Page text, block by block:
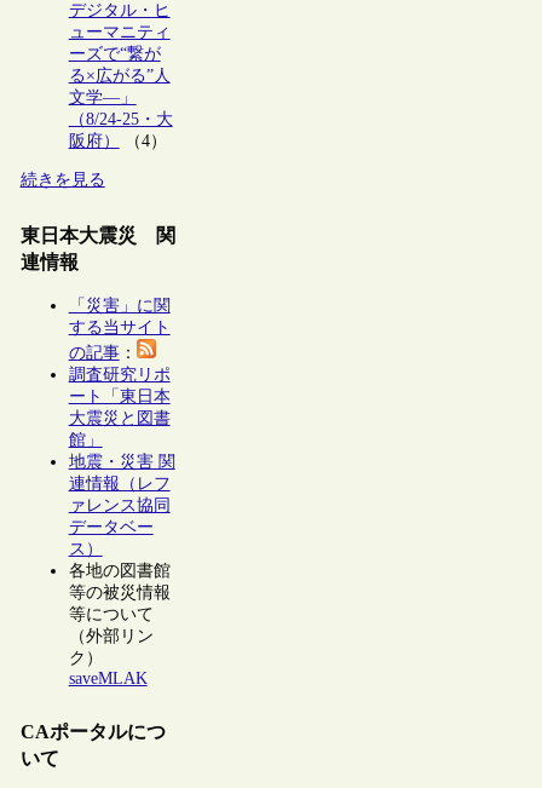
デジタル・ヒ
ューマニティ
ーズで“繋が
る×広がる”人
文学―」
（8/24-25・大
阪府）
（4）
続きを見る
東日本大震災 関
連情報
「災害」に関
する当サイト
の記事：
調査研究リポ
ート「東日本
大震災と図書
館」
地震・災害 関
連情報（レフ
ァレンス協同
データベー
ス）
各地の図書館
等の被災情報
等について
（外部リン
ク）
saveMLAK
CAポータルにつ
いて